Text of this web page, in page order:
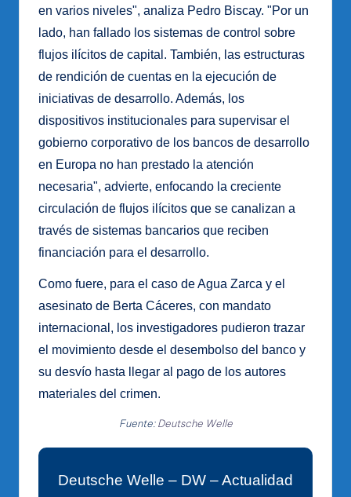
en varios niveles", analiza Pedro Biscay. "Por un
lado, han fallado los sistemas de control sobre
flujos ilícitos de capital. También, las estructuras
de rendición de cuentas en la ejecución de
iniciativas de desarrollo. Además, los
dispositivos institucionales para supervisar el
gobierno corporativo de los bancos de desarrollo
en Europa no han prestado la atención
necesaria", advierte, enfocando la creciente
circulación de flujos ilícitos que se canalizan a
través de sistemas bancarios que reciben
financiación para el desarrollo.
Como fuere, para el caso de Agua Zarca y el
asesinato de Berta Cáceres, con mandato
internacional, los investigadores pudieron trazar
el movimiento desde el desembolso del banco y
su desvío hasta llegar al pago de los autores
materiales del crimen.
Fuente:Deutsche Welle
Deutsche Welle – DW – Actualidad